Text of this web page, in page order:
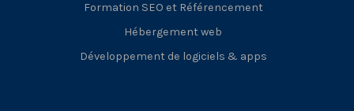
Formation SEO et Référencement
Hébergement web
Développement de logiciels & apps